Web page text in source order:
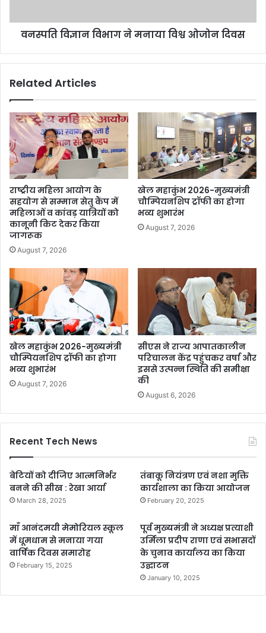
वनस्पति विज्ञान विभाग ने मनाया विश्व ओजोन दिवस
Related Articles
राष्ट्रीय महिला आयोग के
सहयोग से सम्मान सेतु कैंप में
महिलाओं व कांवड़ यात्रियों को
कानूनी किट देकर किया
जागरूक
August 7, 2026
खेल महाकुंभ 2026-मुख्यमंत्री
चौम्पियनशिप ट्रॉफी का होगा
भव्य शुभारंभ
August 7, 2026
खेल महाकुंभ 2026-मुख्यमंत्री
चौम्पियनशिप ट्रॉफी का होगा
भव्य शुभारंभ
August 7, 2026
सीएस ने राज्य आपातकालीन
परिचालन केंद्र पहुंचकर वर्षा और
इससे उत्पन्न स्थिति की समीक्षा
की
August 6, 2026
Recent Tech News
बेटियों को दीजिए आत्मनिर्भर
बनने की सीख : रेखा आर्या
March 28, 2025
तंबाकू नियंत्रण एवं नशा मुक्ति
कार्यशाला का किया आयोजन
February 20, 2025
माँ आनंदमयी मेमोरियल स्कूल
में धूमधाम से मनाया गया
वार्षिक दिवस समारोह
February 15, 2025
पूर्व मुख्यमंत्री ने अध्यक्ष प्रत्याशी
उर्मिला प्रदीप राणा एवं सभासदों
के चुनाव कार्यालय का किया
उद्घाटन
January 10, 2025